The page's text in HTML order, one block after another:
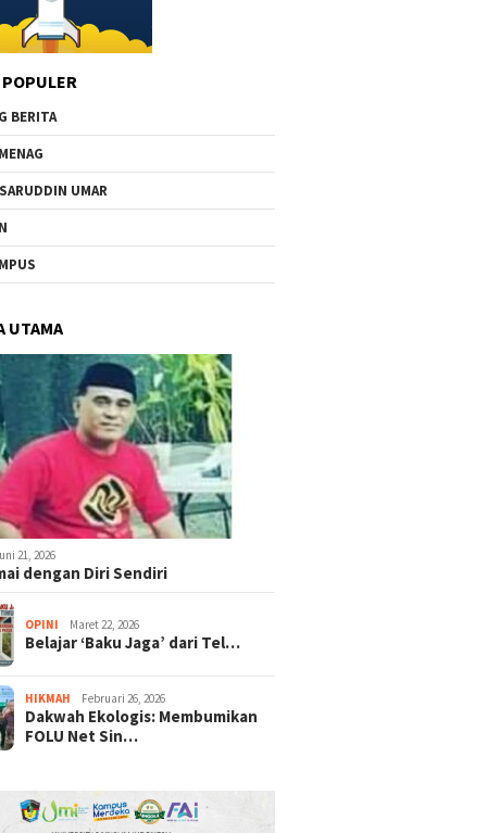
Umar
Amin
Agama
Januari 6, 2025
Pemerintah dan DPR
BERITA
UMAR
UTAMA
21, 2026
dengan Diri Sendiri
OPINI Maret 22, 2026
Belajar ‘Baku Jaga’ dari Tel…
HIKMAH Februari 26, 2026
Dakwah Ekologis: Membumikan
FOLU Net Sin…